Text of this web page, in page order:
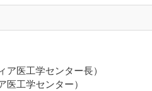
医工学センター長）
工学センター）